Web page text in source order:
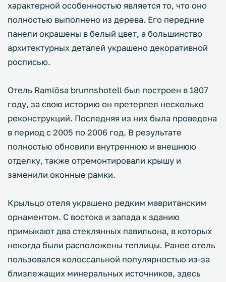
характерной особенностью является то, что оно
полностью выполнено из дерева. Его передние
панели окрашены в белый цвет, а большинство
архитектурных деталей украшено декоративной
росписью.
Отель Ramlösa brunnshotell был построен в 1807
году, за свою историю он претерпел несколько
реконструкций. Последняя из них была проведена
в период с 2005 по 2006 год. В результате
полностью обновили внутреннюю и внешнюю
отделку, также отремонтировали крышу и
заменили оконные рамки.
Крыльцо отеля украшено редким мавританским
орнаментом. С востока и запада к зданию
примыкают два стеклянных павильона, в которых
некогда были расположены теплицы. Ранее отель
пользовался колоссальной популярностью из-за
близлежащих минеральных источников, здесь